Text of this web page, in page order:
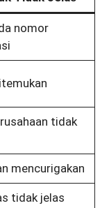
nomor
tidak
mencurigakan
tidak jelas